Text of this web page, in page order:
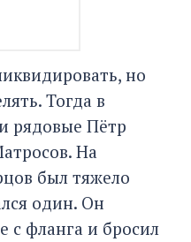
но
Тогда в
рядовые Пётр
На
был тяжело
один. Он
с фланга и бросил